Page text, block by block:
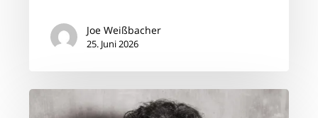
Joe Weißbacher
25. Juni 2026